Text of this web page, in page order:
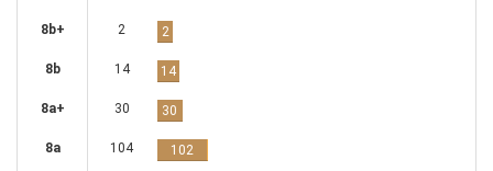
8b+ 2 2
8b 14 14
8a+ 30 30
8a 104 102